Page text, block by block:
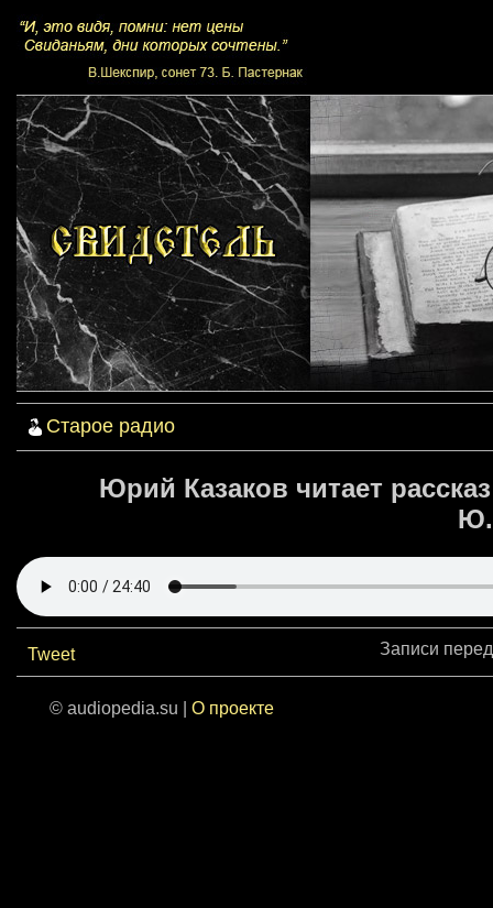
Старое радио
Юрий Казаков читает
Tweet Записи
© audiopedia.su | О проекте